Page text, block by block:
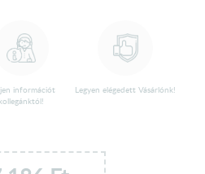
információt
kollegánktól!
Legyen elégedett Vásárlónk!